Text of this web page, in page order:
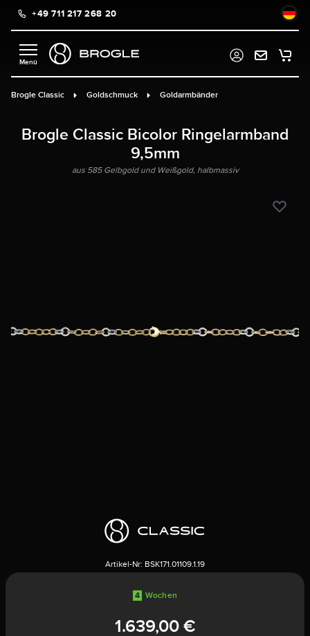
springen
+49 711 217 268 20
Brogle Classic Goldschmuck Goldarmbänder
Brogle Classic Bicolor Ringelarmband
9,5mm
aus 585 Gelbgold und Weißgold, halbmassiv
Artikel-Nr: BSK171.01109.1.19
4 Wochen
1.639,00 €